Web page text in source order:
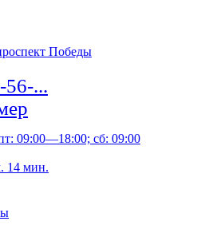
Победы
56-...
09:00—18:00; сб: 09:00
14 мин.